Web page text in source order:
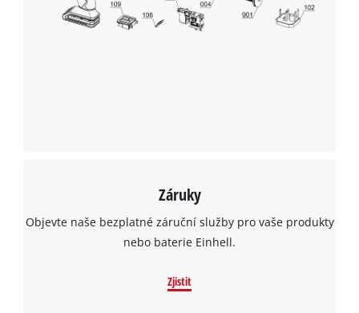
Záruky
Objevte naše bezplatné záruční služby pro vaše produkty
nebo baterie Einhell.
Zjistit